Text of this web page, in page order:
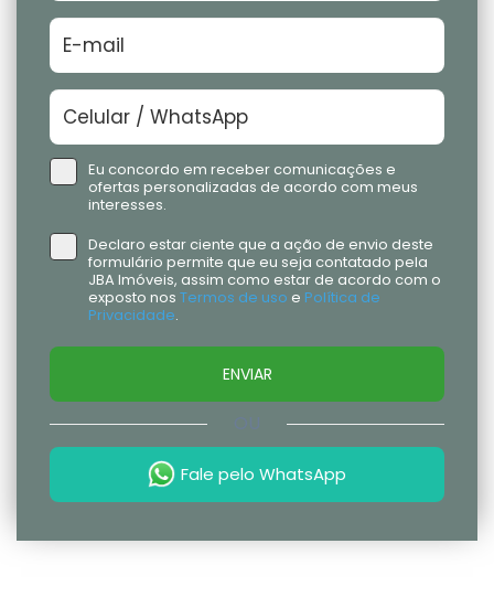
Eu concordo em receber comunicações e
ofertas personalizadas de acordo com meus
interesses.
Declaro estar ciente que a ação de envio deste
formulário permite que eu seja contatado pela
JBA Imóveis, assim como estar de acordo com o
exposto nos Termos de uso e Política de
Privacidade.
ENVIAR
OU
Fale pelo WhatsApp